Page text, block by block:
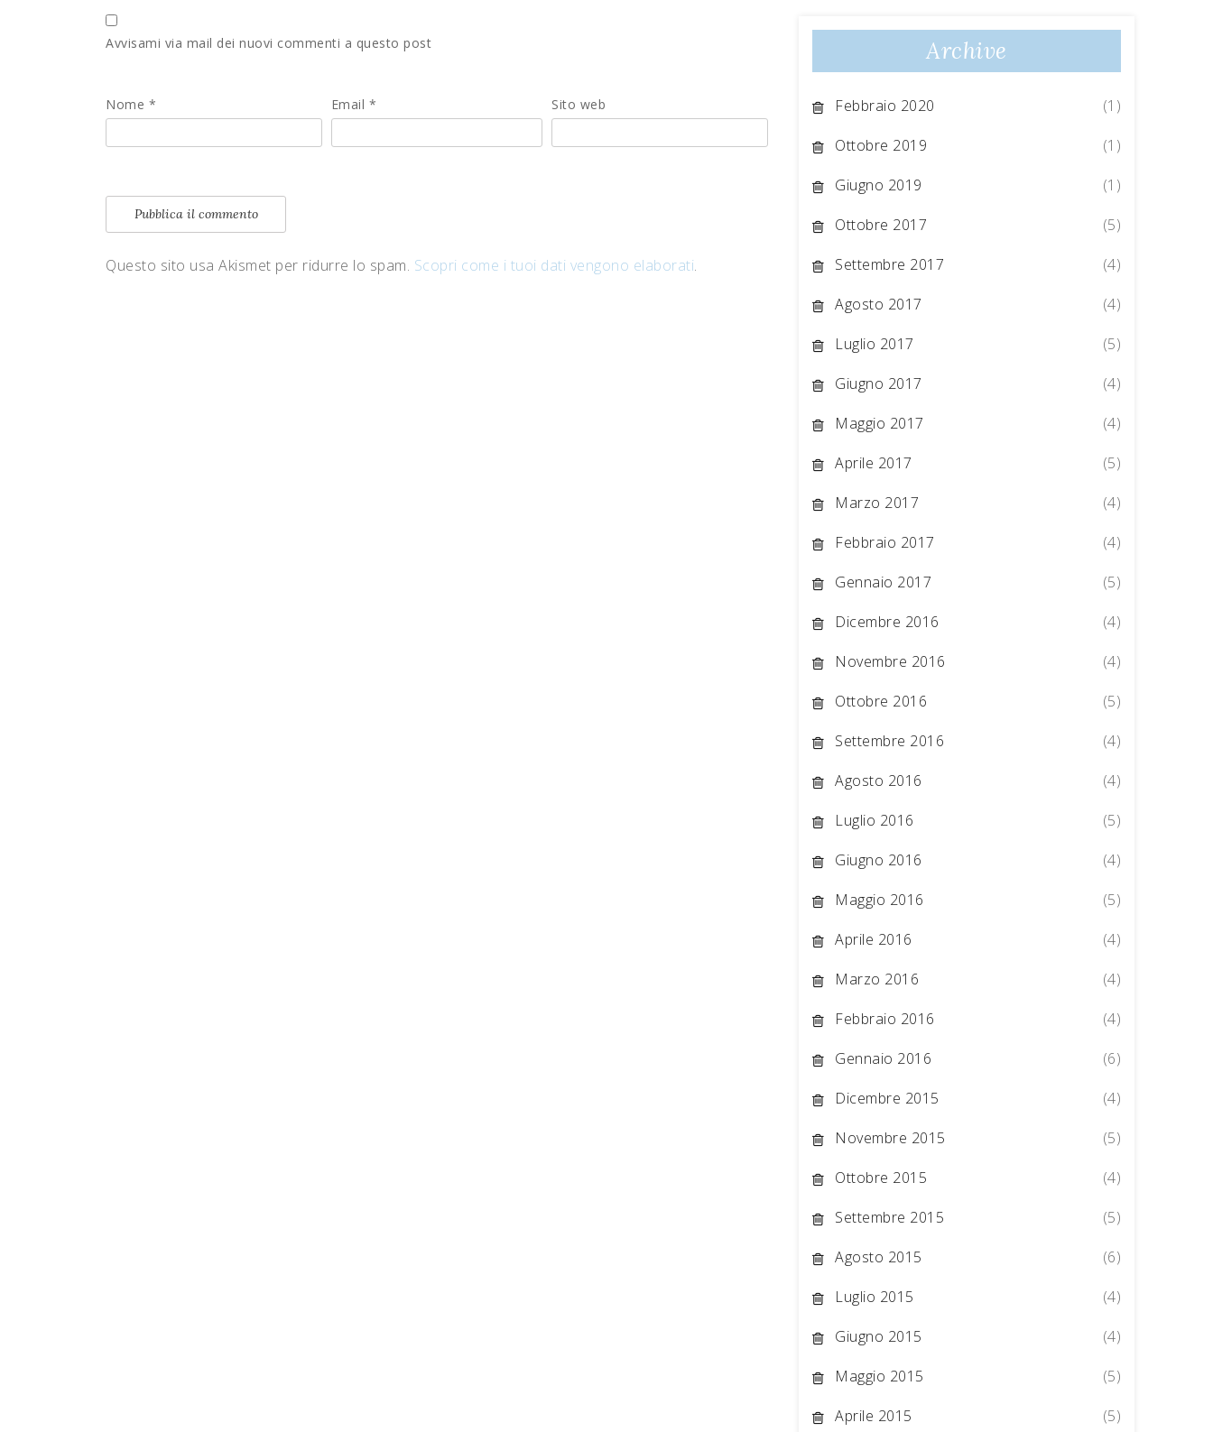
Avvisami via mail dei nuovi commenti a questo post
Nome * Email * Sito web
Questo sito usa Akismet per ridurre lo spam. Scopri come i tuoi dati vengono elaborati.
Archive
Febbraio 2020
(1)
Ottobre 2019
(1)
Giugno 2019
(1)
Ottobre 2017
(5)
Settembre 2017
(4)
Agosto 2017
(4)
Luglio 2017
(5)
Giugno 2017
(4)
Maggio 2017
(4)
Aprile 2017
(5)
Marzo 2017
(4)
Febbraio 2017
(4)
Gennaio 2017
(5)
Dicembre 2016
(4)
Novembre 2016
(4)
Ottobre 2016
(5)
Settembre 2016
(4)
Agosto 2016
(4)
Luglio 2016
(5)
Giugno 2016
(4)
Maggio 2016
(5)
Aprile 2016
(4)
Marzo 2016
(4)
Febbraio 2016
(4)
Gennaio 2016
(6)
Dicembre 2015
(4)
Novembre 2015
(5)
Ottobre 2015
(4)
Settembre 2015
(5)
Agosto 2015
(6)
Luglio 2015
(4)
Giugno 2015
(4)
Maggio 2015
(5)
Aprile 2015
(5)